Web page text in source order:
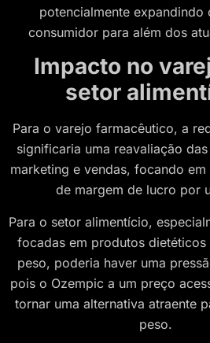
potencialmente expandindo
consumidor para além dos
Impacto no
setor
Para o varejo farmacêutico, a
significaria uma reavaliação
marketing e vendas, focando
de margem de lucro por
Para o setor alimentício,
focadas em produtos
peso, poderia haver uma
pois o Ozempic a um preço
tornar uma alternativa atraente
peso.